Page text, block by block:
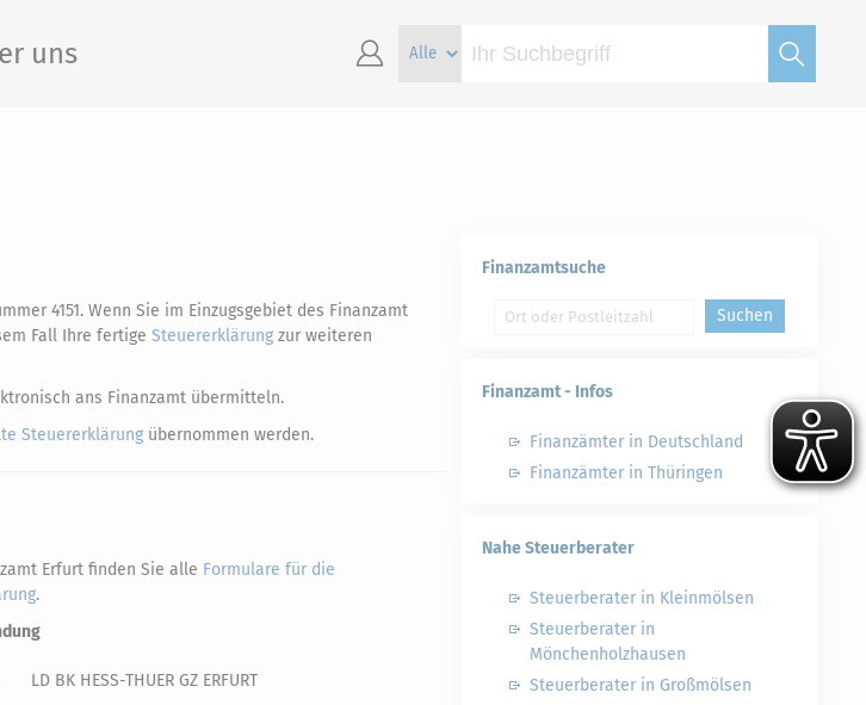
uns
4151. Wenn Sie im Einzugsgebiet des Finanzamt
Fall Ihre fertige Steuererklärung zur weiteren
ans Finanzamt übermitteln.
Steuererklärung übernommen werden.
Erfurt finden Sie alle Formulare für die
.
LD BK HESS-THUER GZ ERFURT
Finanzamtsuche
Suchen
Finanzamt - Infos
Finanzämter in Deutschland
Finanzämter in Thüringen
Nahe Steuerberater
Steuerberater in Kleinmölsen
Steuerberater in
Mönchenholzhausen
Steuerberater in Großmölsen